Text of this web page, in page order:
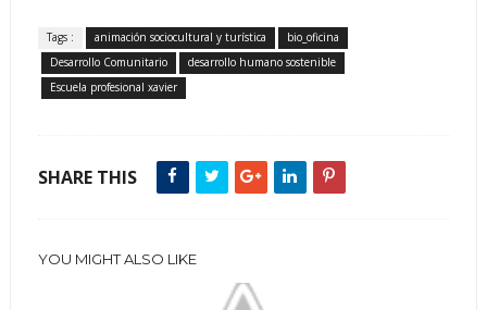
Tags : animación sociocultural y turística
bio_oficina
Desarrollo Comunitario
desarrollo humano sostenible
Escuela profesional xavier
SHARE THIS
YOU MIGHT ALSO LIKE